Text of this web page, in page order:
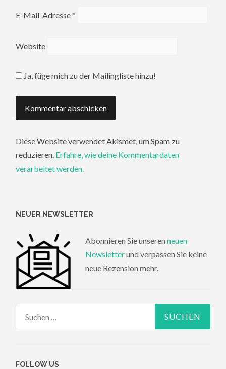
E-Mail-Adresse*
Website
Ja, füge mich zu der Mailingliste hinzu!
Diese Website verwendet Akismet, um Spam zu
reduzieren. Erfahre, wie deine Kommentardaten
verarbeitet werden.
NEUER NEWSLETTER
Abonnieren Sie unseren neuen
Newsletterund verpassen Sie keine
neue Rezension mehr.
FOLLOW US